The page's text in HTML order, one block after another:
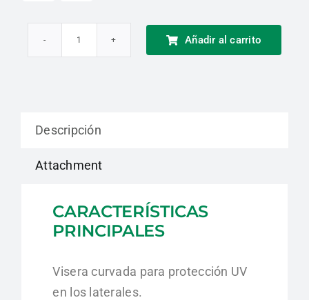
Delta
cantidad
Añadir al carrito
Descripción
Attachment
CARACTERÍSTICAS
PRINCIPALES
Visera curvada para protección UV
en los laterales.